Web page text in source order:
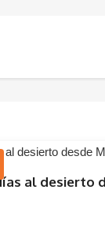
al desierto